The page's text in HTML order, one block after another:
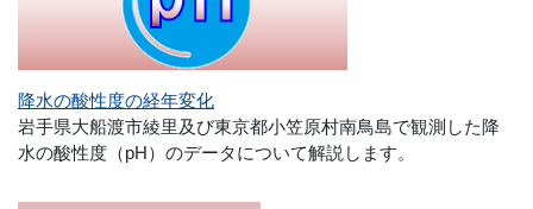
降水の酸性度の経年変化
岩手県大船渡市綾里及び東京都小笠原村南鳥島で観測した降
水の酸性度（pH）のデータについて解説します。